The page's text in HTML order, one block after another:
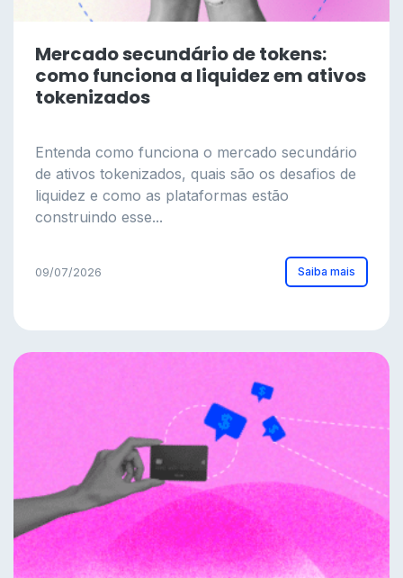
Mercado secundário de tokens:
como funciona a liquidez em ativos
tokenizados
Entenda como funciona o mercado secundário
de ativos tokenizados, quais são os desafios de
liquidez e como as plataformas estão
construindo esse...
09/07/2026 Saiba mais